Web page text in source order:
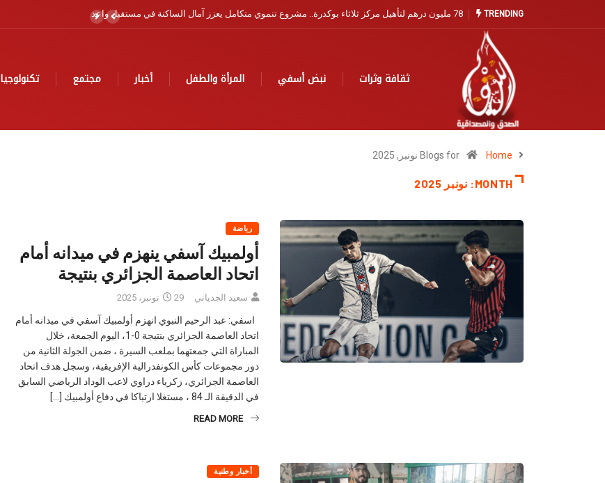
TRENDING مندوبية الصيد البحري بآسفي تفتح باب التسجيل البحري برسم سنة 2026
ثقافة وثرات نبض أسفي المرأة والطفل أخبار مجتمع تكنولوجيا
Home Blogs for نونبر, 2025
MONTH: نونبر 2025
رياضة
أولمبيك آسفي ينهزم في ميدانه أمام
اتحاد العاصمة الجزائري بنتيجة
سعيد الجدياني 29 نونبر، 2025
اسفي: عبد الرحيم النبوي انهزم أولمبيك آسفي في ميدانه أمام
اتحاد العاصمة الجزائري بنتيجة 0-1، اليوم الجمعة، خلال
المباراة التي جمعتهما بملعب السيرة ، ضمن الجولة الثانية من
دور مجموعات كأس الكونفدرالية الإفريقية، وسجل هدف اتحاد
العاصمة الجزائري، زكرياء دراوي لاعب الوداد الرياضي السابق
في الدقيقة الـ 84 ، مستغلا ارتباكا في دفاع أولمبيك […]
READ MORE
أخبار وطنية